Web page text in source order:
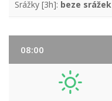
Srážky [3h]: beze srážek
08:00